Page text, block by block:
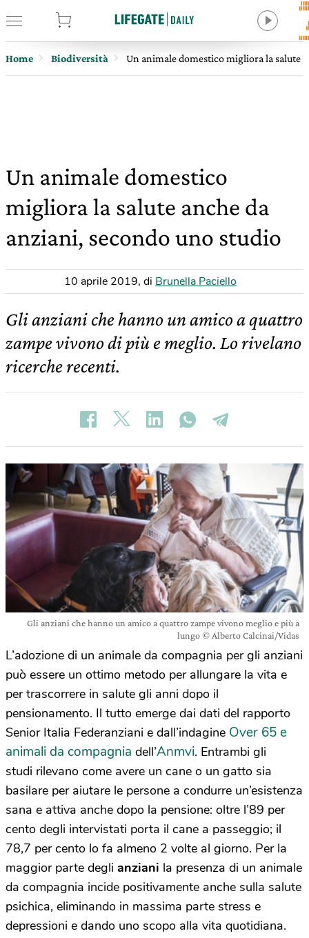
Home Biodiversità Un animale domestico migliora la salute
Un animale domestico
migliora la salute anche da
anziani, secondo uno studio
10 aprile 2019, di Brunella Paciello
Gli anziani che hanno un amico a quattro
zampe vivono di più e meglio. Lo rivelano
ricerche recenti.
Gli anziani che hanno un amico a quattro zampe vivono meglio e più a
lungo © Alberto Calcinai/Vidas
L’adozione di un animale da compagnia per gli anziani
può essere un ottimo metodo per allungare la vita e
per trascorrere in salute gli anni dopo il
pensionamento. Il tutto emerge dai dati del rapporto
Senior Italia Federanziani e dall’indagine Over 65 e
animali da compagnia dell’Anmvi. Entrambi gli
studi rilevano come avere un cane o un gatto sia
basilare per aiutare le persone a condurre un’esistenza
sana e attiva anche dopo la pensione: oltre l’89 per
cento degli intervistati porta il cane a passeggio; il
78,7 per cento lo fa almeno 2 volte al giorno. Per la
maggior parte degli anziani la presenza di un animale
da compagnia incide positivamente anche sulla salute
psichica, eliminando in massima parte stress e
depressioni e dando uno scopo alla vita quotidiana.